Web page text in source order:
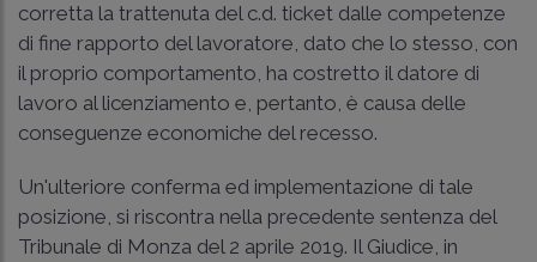
corretta la trattenuta del c.d. ticket dalle competenze
di fine rapporto del lavoratore, dato che lo stesso, con
il proprio comportamento, ha costretto il datore di
lavoro al licenziamento e, pertanto, è causa delle
conseguenze economiche del recesso.
Un'ulteriore conferma ed implementazione di tale
posizione, si riscontra nella precedente sentenza del
Tribunale di Monza del 2 aprile 2019. Il Giudice, in